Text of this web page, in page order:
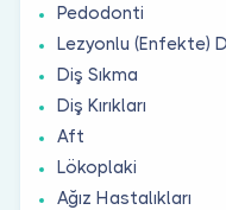
Pedodonti
Lezyonlu (Enfekte)
Diş Sıkma
Diş Kırıkları
Aft
Lökoplaki
Ağız Hastalıkları